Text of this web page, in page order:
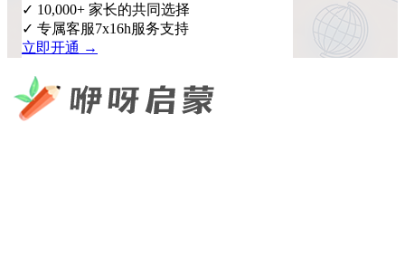
✓ 10,000+ 家长的共同选择
✓ 专属客服7x16h服务支持
立即开通 →